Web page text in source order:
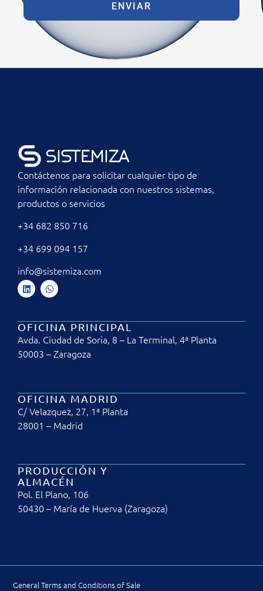
ENVIAR
Contáctenos para solicitar cualquier tipo de
información relacionada con nuestros sistemas,
productos o servicios
+34 682 850 716
+34 699 094 157
info@sistemiza.com
OFICINA PRINCIPAL
Avda. Ciudad de Soria, 8 – La Terminal, 4ª Planta
50003 – Zaragoza
OFICINA MADRID
C/ Velazquez, 27, 1ª Planta
28001 – Madrid
PRODUCCIÓN Y
ALMACÉN
Pol. El Plano, 106
50430 – María de Huerva (Zaragoza)
General Terms and Conditions of Sale